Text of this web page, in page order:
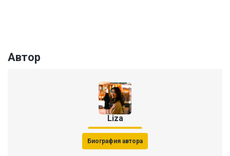
Автор
Liza
Биография автора